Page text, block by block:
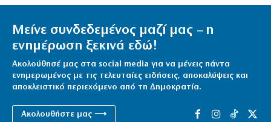
Μείνε συνδεδεμένος μαζί μας – η
ενημέρωση ξεκινά εδώ!
Ακολούθησέ μας στα social media για να μένεις πάντα
ενημερωμένος με τις τελευταίες ειδήσεις, αποκαλύψεις και
αποκλειστικό περιεχόμενο από τη Δημοκρατία.
Ακολουθήστε μας ⟶